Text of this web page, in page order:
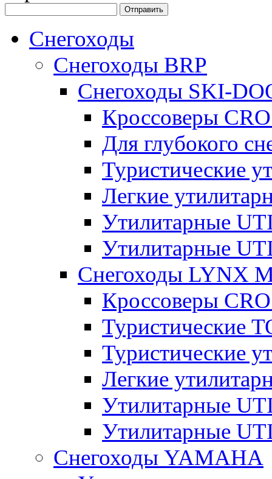
Снегоходы
Снегоходы BRP
Снегоходы SKI-
Кроссоверы
Для глубокого
Туристические
Легкие
Утилитарные
Утилитарные
Снегоходы LYNX
Кроссоверы
Туристические
Туристические
Легкие
Утилитарные
Утилитарные
Снегоходы YAMAHA